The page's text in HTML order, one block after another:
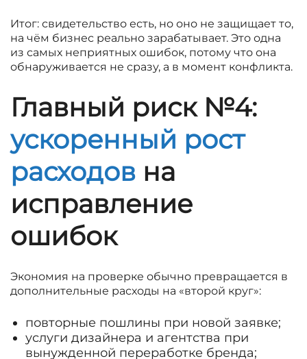
Итог: свидетельство есть, но оно не защищает то,
на чём бизнес реально зарабатывает. Это одна
из самых неприятных ошибок, потому что она
обнаруживается не сразу, а в момент конфликта.
Главный риск №4:
ускоренный рост
расходов на
исправление
ошибок
Экономия на проверке обычно превращается в
дополнительные расходы на «второй круг»:
повторные пошлины при новой заявке;
услуги дизайнера и агентства при
вынужденной переработке бренда;